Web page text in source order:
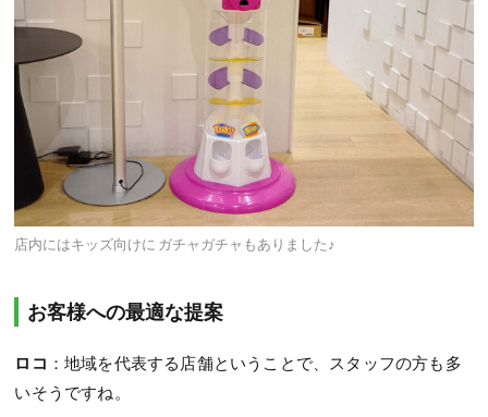
店内にはキッズ向けに ガチャガチャもありました♪
お客様への最適な提案
ロコ ：地域を代表する店舗ということで、スタッフの方も多
いそうですね。